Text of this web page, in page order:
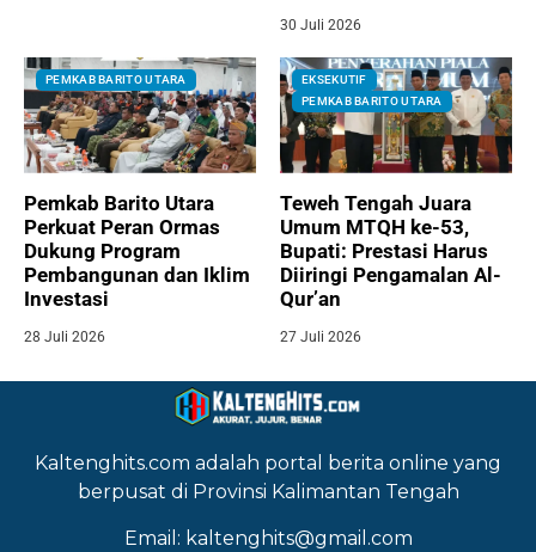
30 Juli 2026
PEMKAB BARITO UTARA
Pemkab Barito Utara
Perkuat Peran Ormas
Dukung Program
Pembangunan dan Iklim
Investasi
28 Juli 2026
EKSEKUTIF
PEMKAB BARITO UTARA
Teweh Tengah Juara
Umum MTQH ke-53,
Bupati: Prestasi Harus
Diiringi Pengamalan Al-
Qur’an
27 Juli 2026
Kaltenghits.com adalah portal berita online yang
berpusat di Provinsi Kalimantan Tengah
Email: kaltenghits@gmail.com